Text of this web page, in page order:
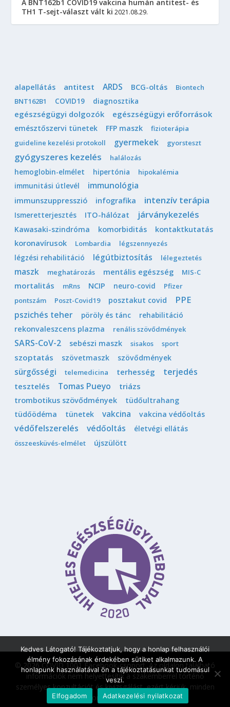
A BNT162b1 COVID19 vakcina humán antitest- és
TH1 T-sejt-választ vált ki 2021.08.29.
alapellátás antitest ARDS BCG-oltás
Biontech
BNT162B1
COVID19 diagnosztika
egészségügyi dolgozók egészségügyi erőforrások
emésztőszervi tünetek FFP maszk
fizioterápia
guideline kezelési protokoll
gyermekek gyorsteszt
gyógyszeres kezelés halálozás
hemoglobin-elmélet hipertónia hipokalémia
immunitási útlevél immunológia
immunszuppresszió infografika intenzív terápia
Ismeretterjesztés ITO-hálózat járványkezelés
Kawasaki-szindróma komorbiditás kontaktkutatás
koronavírusok Lombardia légszennyezés
légzési rehabilitáció légútbiztosítás lélegeztetés
maszk meghatározás mentális egészség MIS-C
mortalitás mRns NCIP neuro-covid
Pfizer
pontszám
Poszt-Covid19 posztakut covid
PPE
pszichés teher
pöröly és tánc
rehabilitáció
rekonvaleszcens plazma
renális szövődmények
SARS-CoV-2 sebészi maszk sisakos sport
szoptatás szövetmaszk szövődmények
sürgősségi telemedicina terhesség terjedés
tesztelés Tomas Pueyo triázs
trombotikus szövődmények
tüdőultrahang
tüdőödéma
tünetek vakcina vakcina védőoltás
védőfelszerelés védőoltás életvégi ellátás
összeesküvés-elmélet újszülött
© 2026 COVID 1001 Facebook-csoport.Az oldalon található
információk nem helyettesítik a szakemberrel történő
személyes konzultációt és kivizsgálást, ezért kérjük, minden
esetben forduljon szakorvoshoz!
Kedves Látogató! Tájékoztatjuk, hogy a honlap felhasználói
élmény fokozásának érdekében sütiket alkalmazunk. A
honlapunk használatával ön a tájékoztatásunkat tudomásul
veszi.
Elfogadom
Adatkezelési nyilatkozat